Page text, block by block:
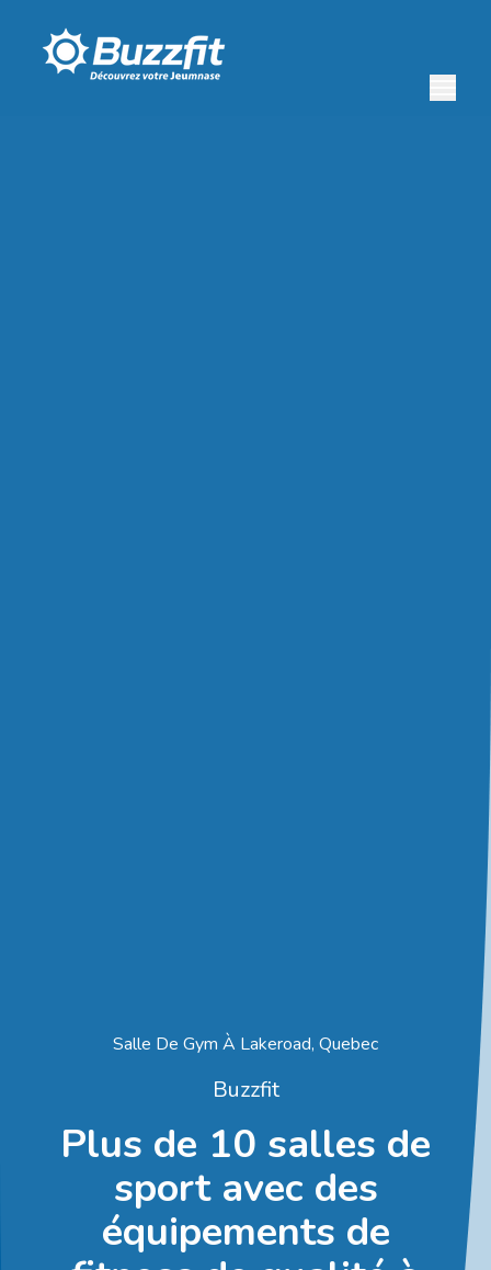
Salle De Gym À Lakeroad, Quebec
Buzzfit
Plus de 10 salles de
sport avec des
équipements de